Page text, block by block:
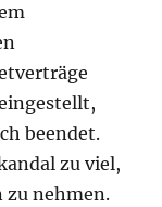
beendet.
zu viel,
zu nehmen.